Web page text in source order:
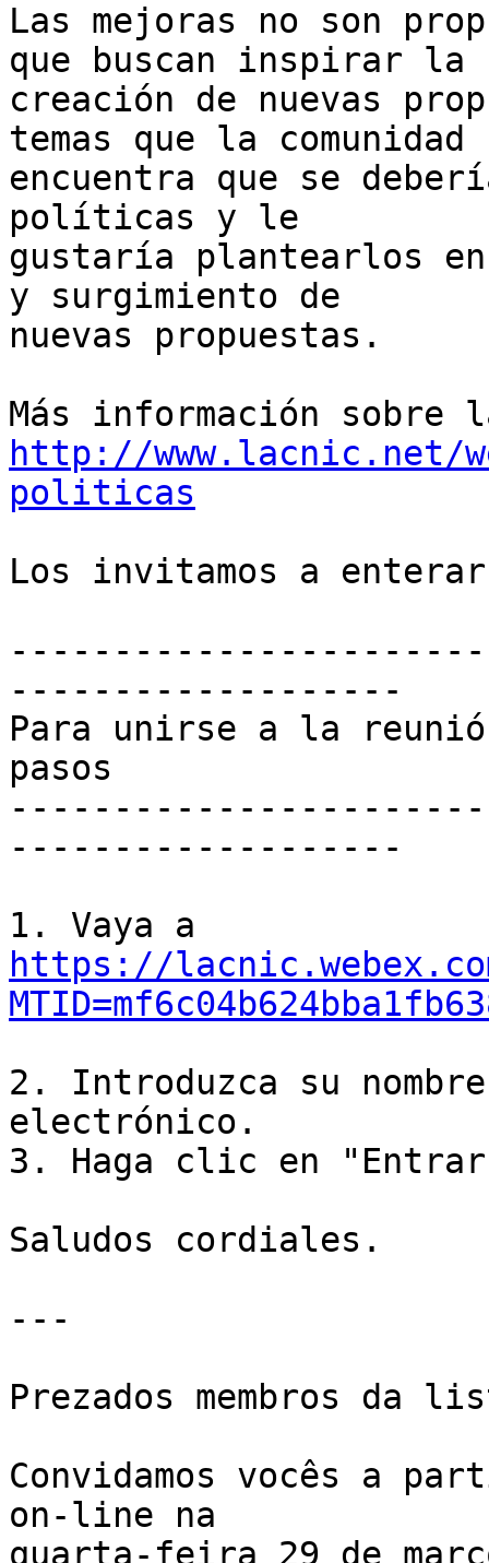
Las mejoras no son
que buscan inspirar la
creación de nuevas
temas que la comunidad
encuentra que se
políticas y le
gustaría plantearlos
y surgimiento de
nuevas propuestas.
http://www.lacnic.net/
politicas
Los invitamos a
-------------------
Para unirse a la
pasos
-------------------
https://
2. Introduzca su
electrónico.
3. Haga clic en
Saludos cordiales.
---
Prezados membros da
Convidamos vocês a
on-line na
quarta-feira 29 de